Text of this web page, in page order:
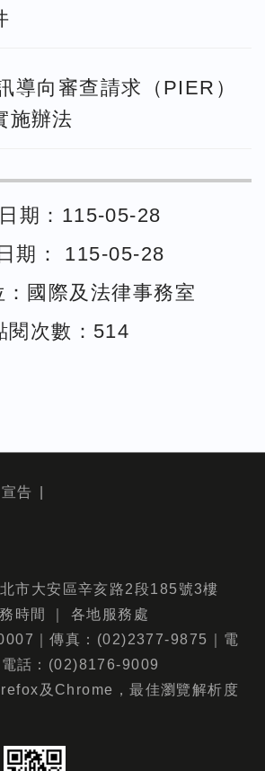
導向審查請求（PIER）
施辦法
期：115-05-28
期： 115-05-28
：國際及法律事務室
閱次數：514
告
市大安區辛亥路2段185號3樓
時間
各地服務處
｜傳真：(02)2377-9875｜電
話：(02)8176-9009
及Chrome，最佳瀏覽解析度